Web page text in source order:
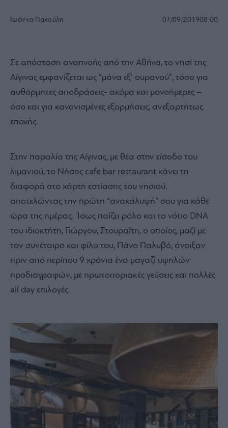
Ιωάννα Παχούλη 07/09/201908:00
Σε απόσταση αναπνοής από την Αθήνα, το νησί της
Αίγινας εμφανίζεται ως “μάνα εξ’ ουρανού”, τόσο για
αυθόρμητες αποδράσεις- ακόμα και μονοήμερες –
όσο και για κανονισμένες εξορμήσεις, ανεξαρτήτως
εποχής.
Στην παραλία της Αίγινας, με θέα στην είσοδο του
λιμανιού, το Νήσος cafe bar restaurant κάνει τη
διαφορά στο χάρτη εστίασης του νησιού,
αποτελώντας την πρώτη “ανακάλυψή” σου για κάθε
ώρα της ημέρας. Ίσως παίζει ρόλο και το νότιο DNA
του ιδιοκτήτη, Γιώργου, Στουραΐτη, ο οποίος, μαζί με
τον συνέταιρο και φίλο του, Πάνο Παλυβό, άνοιξαν
πριν από περίπου 9 χρόνια ένα μαγαζί υψηλών
προδιαγραφών, με πρωτοποριακές γεύσεις και πολλές
all day επιλογές.